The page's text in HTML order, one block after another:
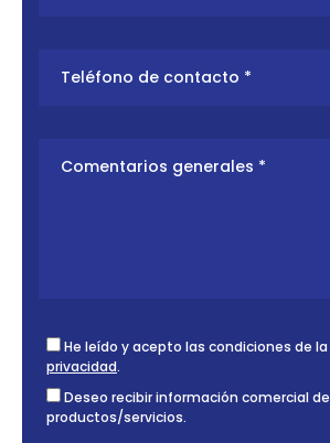
He leído y acepto las condiciones de la
privacidad.
Deseo recibir información comercial de
productos/servicios.